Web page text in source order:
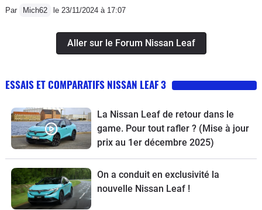
Par Mich62 le 23/11/2024 à 17:07
Aller sur le Forum Nissan Leaf
ESSAIS ET COMPARATIFS NISSAN LEAF 3
La Nissan Leaf de retour dans le
game. Pour tout rafler ? (Mise à jour
prix au 1er décembre 2025)
On a conduit en exclusivité la
nouvelle Nissan Leaf !